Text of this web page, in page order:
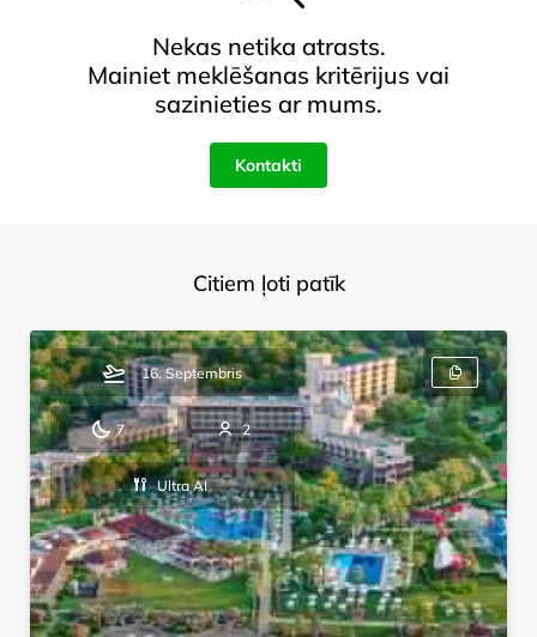
Nekas netika atrasts.
Mainiet meklēšanas kritērijus vai
sazinieties ar mums.
Kontakti
Citiem ļoti patīk
16. Septembris
7 2
Ultra AI